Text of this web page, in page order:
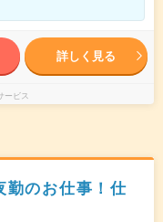
詳しく見る
ービス
勤のお仕事！仕